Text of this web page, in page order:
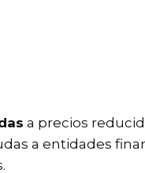
a precios
a entidades